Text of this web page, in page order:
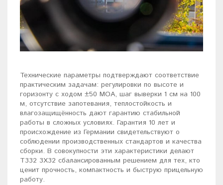
Технические параметры подтверждают соответствие
практическим задачам: регулировки по высоте и
горизонту с ходом ±50 MOA, шаг выверки 1 см на 100
м, отсутствие запотевания, теплостойкость и
влагозащищённость дают гарантию стабильной
работы в сложных условиях. Гарантия 10 лет и
происхождение из Германии свидетельствуют о
соблюдении производственных стандартов и качества
сборки. В совокупности эти характеристики делают
T332 3X32 сбалансированным решением для тех, кто
ценит прочность, компактность и быструю прицельную
работу.